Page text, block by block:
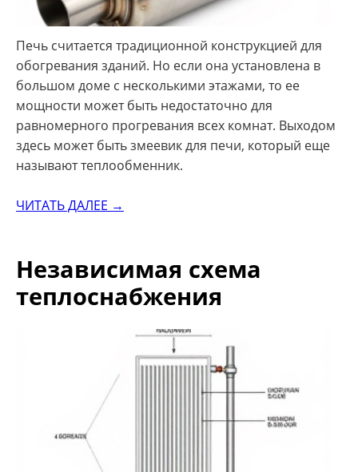
Печь считается традиционной конструкцией для
обогревания зданий. Но если она установлена в
большом доме с несколькими этажами, то ее
мощности может быть недостаточно для
равномерного прогревания всех комнат. Выходом
здесь может быть змеевик для печи, который еще
называют теплообменник.
ЧИТАТЬ ДАЛЕЕ →
Независимая схема
теплоснабжения